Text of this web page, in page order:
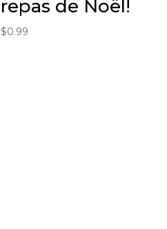
repas de Noël!
$0.99